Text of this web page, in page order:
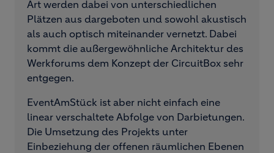
Art werden dabei von unterschiedlichen
Plätzen aus dargeboten und sowohl akustisch
als auch optisch miteinander vernetzt. Dabei
kommt die außergewöhnliche Architektur des
Werkforums dem Konzept der CircuitBox sehr
entgegen.
EventAmStück ist aber nicht einfach eine
linear verschaltete Abfolge von Darbietungen.
Die Umsetzung des Projekts unter
Einbeziehung der offenen räumlichen Ebenen